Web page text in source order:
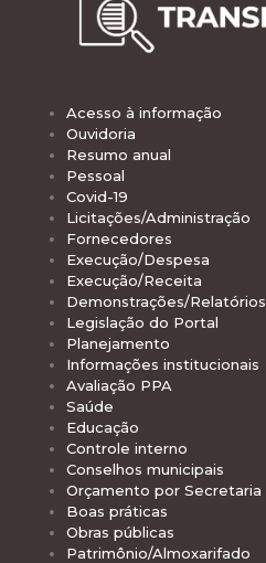
Acesso à informação
Ouvidoria
Resumo anual
Pessoal
Covid-19
Licitações/Administração
Fornecedores
Execução/Despesa
Execução/Receita
Demonstrações/Relatórios
Legislação do Portal
Planejamento
Informações institucionais
Avaliação PPA
Saúde
Educação
Controle interno
Conselhos municipais
Orçamento por Secretaria
Boas práticas
Obras públicas
Patrimônio/Almoxarifado